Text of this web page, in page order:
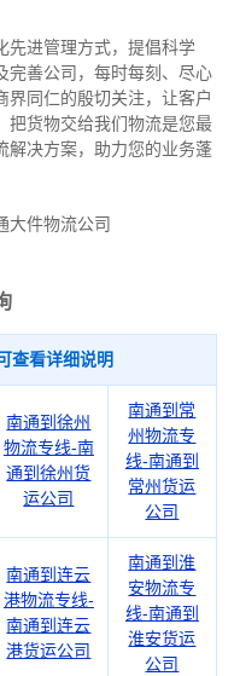
先进管理方式，提倡科学
完善公司，每时每刻、尽心
同仁的殷切关注， 让客户
把货物交给我们物流是您最
解决方案，助力您的业务蓬
大件物流公司
查看详细说明
南通到徐州
物流专线-南
通到徐州货
运公司
南通到常
州物流专
线-南通到
常州货运
公司
南通到连云
港物流专线-
南通到连云
港货运公司
南通到淮
安物流专
线-南通到
淮安货运
公司